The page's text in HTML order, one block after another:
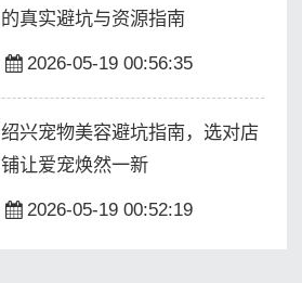
的真实避坑与资源指南
2026-05-19 00:56:35
绍兴宠物美容避坑指南，选对店
铺让爱宠焕然一新
2026-05-19 00:52:19